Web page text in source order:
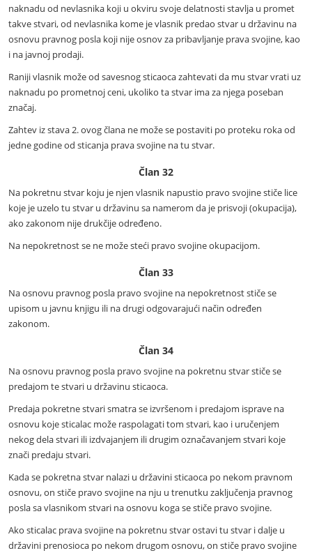
naknadu od nevlasnika koji u okviru svoje delatnosti stavlja u promet
takve stvari, od nevlasnika kome je vlasnik predao stvar u državinu na
osnovu pravnog posla koji nije osnov za pribavljanje prava svojine, kao
i na javnoj prodaji.
Raniji vlasnik može od savesnog sticaoca zahtevati da mu stvar vrati uz
naknadu po prometnoj ceni, ukoliko ta stvar ima za njega poseban
značaj.
Zahtev iz stava 2. ovog člana ne može se postaviti po proteku roka od
jedne godine od sticanja prava svojine na tu stvar.
Član 32
Na pokretnu stvar koju je njen vlasnik napustio pravo svojine stiče lice
koje je uzelo tu stvar u državinu sa namerom da je prisvoji (okupacija),
ako zakonom nije drukčije određeno.
Na nepokretnost se ne može steći pravo svojine okupacijom.
Član 33
Na osnovu pravnog posla pravo svojine na nepokretnost stiče se
upisom u javnu knjigu ili na drugi odgovarajući način određen
zakonom.
Član 34
Na osnovu pravnog posla pravo svojine na pokretnu stvar stiče se
predajom te stvari u državinu sticaoca.
Predaja pokretne stvari smatra se izvršenom i predajom isprave na
osnovu koje sticalac može raspolagati tom stvari, kao i uručenjem
nekog dela stvari ili izdvajanjem ili drugim označavanjem stvari koje
znači predaju stvari.
Kada se pokretna stvar nalazi u državini sticaoca po nekom pravnom
osnovu, on stiče pravo svojine na nju u trenutku zaključenja pravnog
posla sa vlasnikom stvari na osnovu koga se stiče pravo svojine.
Ako sticalac prava svojine na pokretnu stvar ostavi tu stvar i dalje u
državini prenosioca po nekom drugom osnovu, on stiče pravo svojine